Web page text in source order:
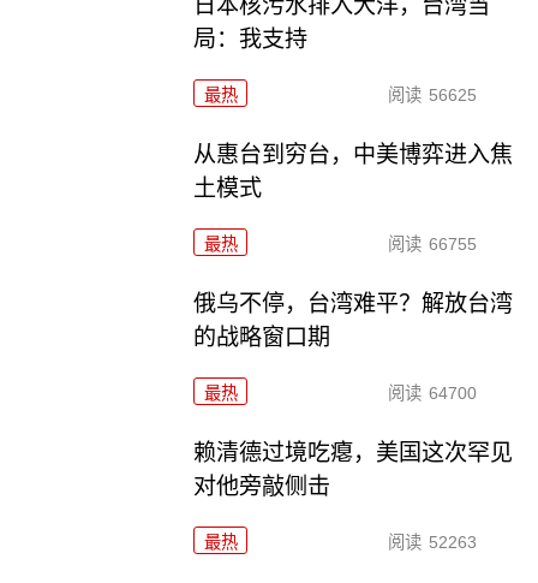
日本核污水排入大洋，台湾当
局：我支持
最热 阅读 56625
从惠台到穷台，中美博弈进入焦
土模式
最热 阅读 66755
俄乌不停，台湾难平？解放台湾
的战略窗口期
最热 阅读 64700
赖清德过境吃瘪，美国这次罕见
对他旁敲侧击
最热 阅读 52263